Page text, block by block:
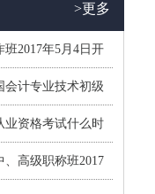
>更多
2017年5月4日开
会计专业技术初级
通知
业资格考试什么时
、高级职称班2017